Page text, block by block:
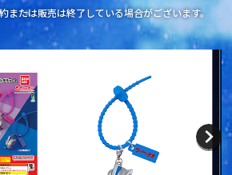
たは販売は終了している場合がございます。